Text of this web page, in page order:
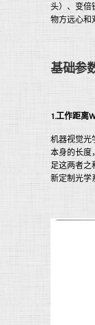
头）、变倍
物方远心和
基础参
1.工作距离
机器视觉光
本身的长度
足这两者之
新定制光学